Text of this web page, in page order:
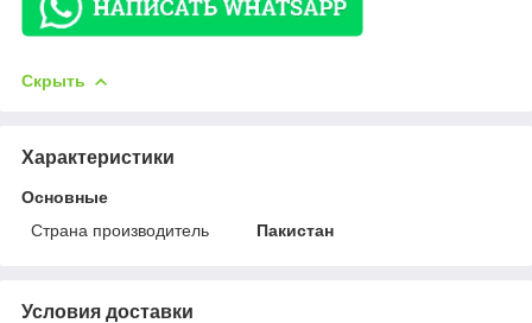
Скрыть
Характеристики
Основные
Страна производитель
Пакистан
Условия доставки